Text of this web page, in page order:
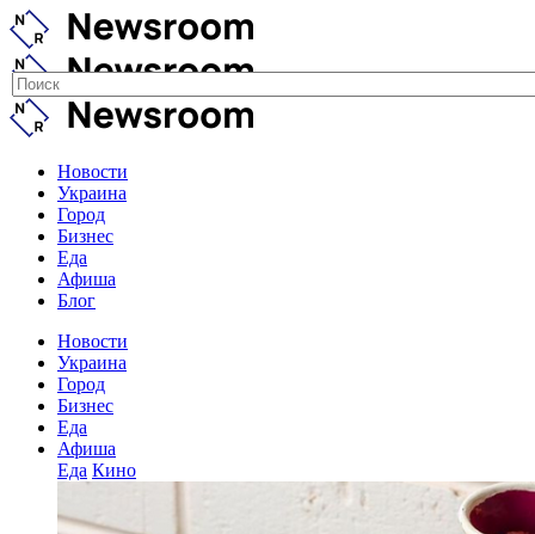
Новости
Украина
Город
Бизнес
Еда
Афиша
Блог
Новости
Украина
Город
Бизнес
Еда
Афиша
Еда Кино